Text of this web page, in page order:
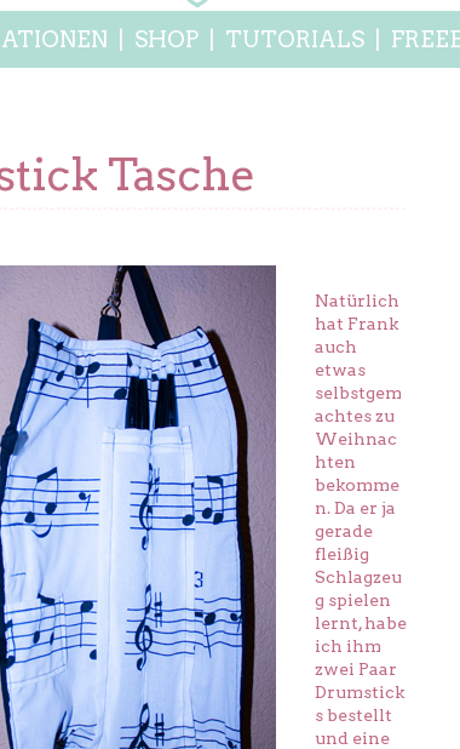
SHOP TUTORIALS
Tasche
Natürlich
hat Frank
auch
etwas
selbstgem
achtes zu
Weihnac
hten
bekomme
n. Da er ja
gerade
fleißig
Schlagzeu
g spielen
lernt, habe
ich ihm
zwei Paar
Drumstick
s bestellt
und eine